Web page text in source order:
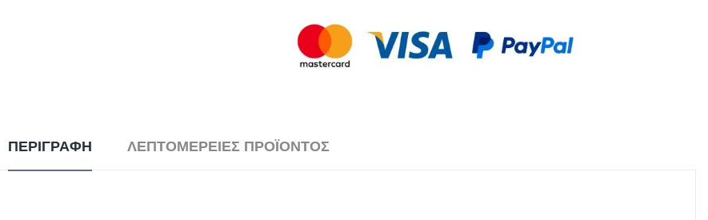
ΠΕΡΙΓΡΑΦΉ ΛΕΠΤΟΜΈΡΕΙΕΣ ΠΡΟΪΌΝΤΟΣ